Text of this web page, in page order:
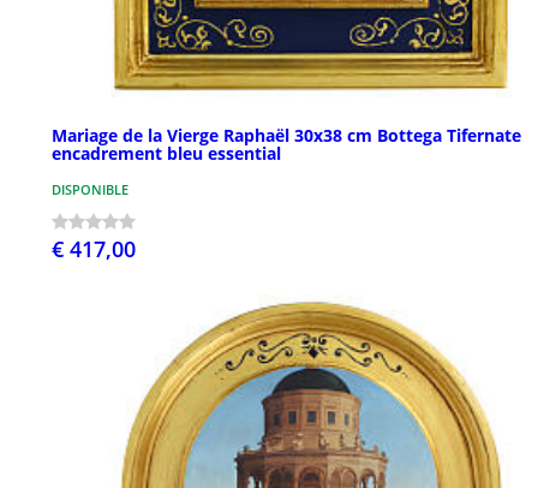
Mariage de la Vierge Raphaël 30x38 cm Bottega Tifernate
encadrement bleu essential
DISPONIBLE
€ 417,00